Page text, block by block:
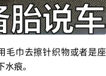
毛巾去擦针织物或者是座
痕。